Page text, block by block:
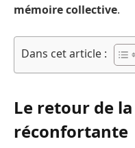
mémoire collective.
Dans cet article :
Le retour de
réconfortante